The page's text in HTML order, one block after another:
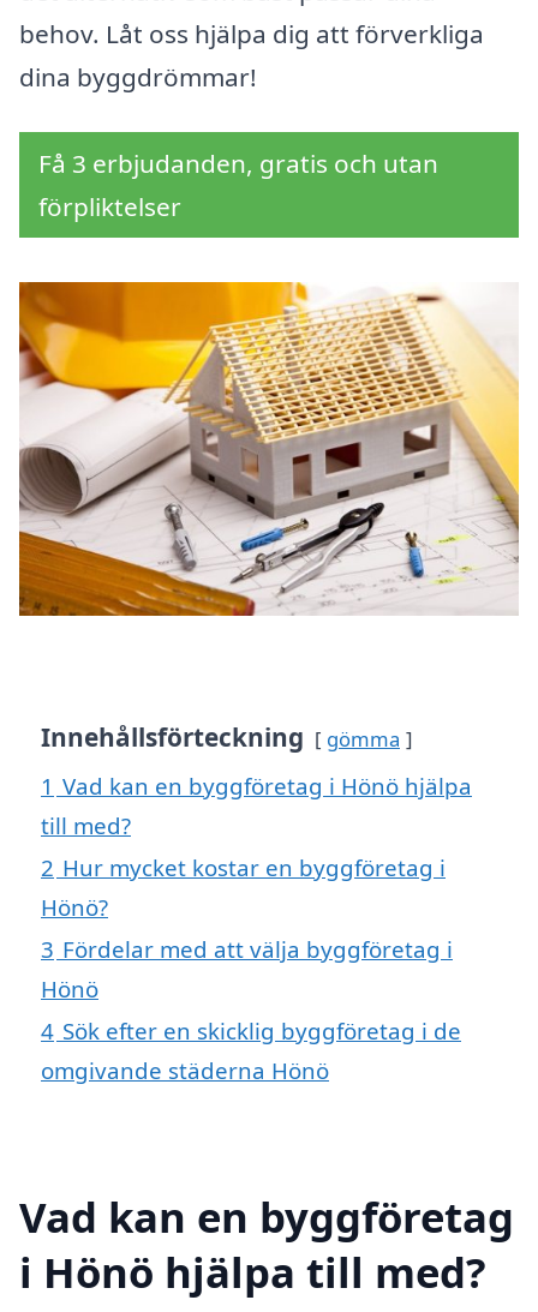
behov. Låt oss hjälpa dig att förverkliga
dina byggdrömmar!
Få 3 erbjudanden, gratis och utan
förpliktelser
Innehållsförteckning gömma
1 Vad kan en byggföretag i Hönö hjälpa
till med?
2 Hur mycket kostar en byggföretag i
Hönö?
3 Fördelar med att välja byggföretag i
Hönö
4 Sök efter en skicklig byggföretag i de
omgivande städerna Hönö
Vad kan en byggföretag
i Hönö hjälpa till med?